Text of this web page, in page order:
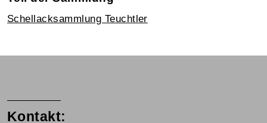
Schellacksammlung Teuchtler
Kontakt: